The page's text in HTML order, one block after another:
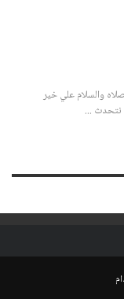
والسلام علي خير
نتحدث ...